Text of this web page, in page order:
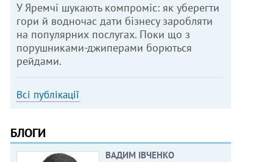
У Яремчі шукають компроміс: як уберегти
гори й водночас дати бізнесу заробляти
на популярних послугах. Поки що з
порушниками-джиперами борються
рейдами.
Всі публікації
БЛОГИ
ВАДИМ ІВЧЕНКО